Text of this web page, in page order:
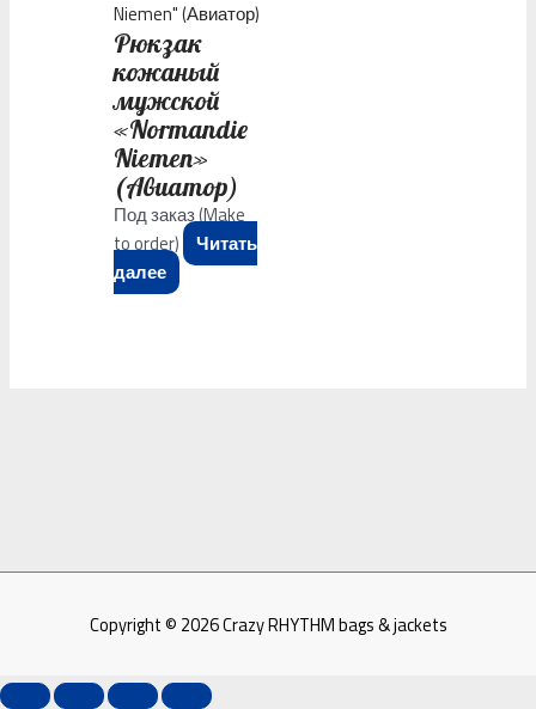
Рюкзак
кожаный
мужской
«Normandie
Niemen»
(Авиатор)
Под заказ (Make
to order)
Читать
далее
Copyright © 2026Crazy RHYTHM bags & jackets